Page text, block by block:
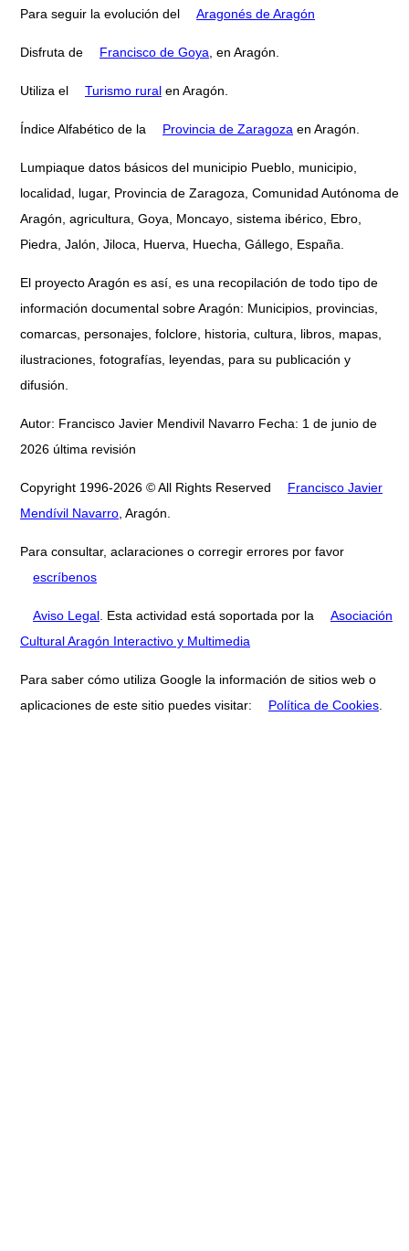
Para seguir la evolución del
Aragonés de Aragón
Disfruta de Francisco de Goya , en Aragón.
Utiliza el Turismo rural en Aragón.
Índice Alfabético de la Provincia de Zaragoza en Aragón.
Lumpiaque datos básicos del municipio Pueblo, municipio,
localidad, lugar, Provincia de Zaragoza, Comunidad Autónoma de
Aragón, agricultura, Goya, Moncayo, sistema ibérico, Ebro,
Piedra, Jalón, Jiloca, Huerva, Huecha, Gállego, España.
El proyecto Aragón es así, es una recopilación de todo tipo de
información documental sobre Aragón: Municipios, provincias,
comarcas, personajes, folclore, historia, cultura, libros, mapas,
ilustraciones, fotografías, leyendas, para su publicación y
difusión.
Autor: Francisco Javier Mendivil Navarro Fecha: 1 de junio de
2026 última revisión
Copyright 1996-2026 © All Rights Reserved
Francisco Javier
Mendívil Navarro , Aragón.
Para consultar, aclaraciones o corregir errores por favor
escríbenos
Aviso Legal . Esta actividad está soportada por la
Asociación
Cultural Aragón Interactivo y Multimedia
Para saber cómo utiliza Google la información de sitios web o
aplicaciones de este sitio puedes visitar:
Política de Cookies